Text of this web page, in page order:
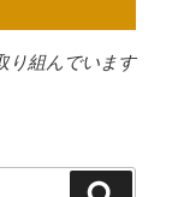
り組んでいます